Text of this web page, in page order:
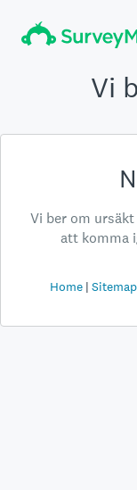
Vi
Vi ber om
att komma
Home Sitemap